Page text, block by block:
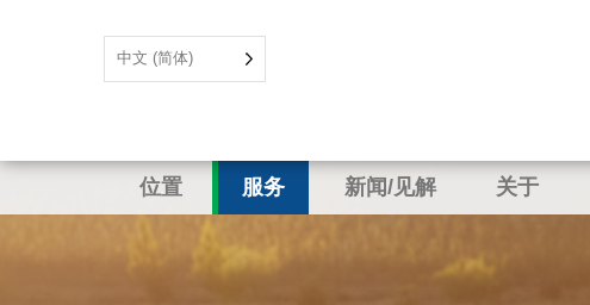
中文 (简体)
位置 服务 新闻/见解 关于